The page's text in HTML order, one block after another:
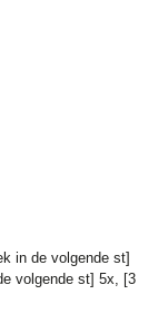
in de volgende st]
volgende st] 5x, [3